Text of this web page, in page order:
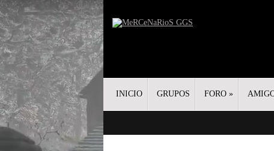
INICIO GRUPOS FORO »